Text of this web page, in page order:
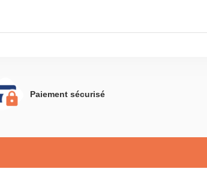
Paiement sécurisé